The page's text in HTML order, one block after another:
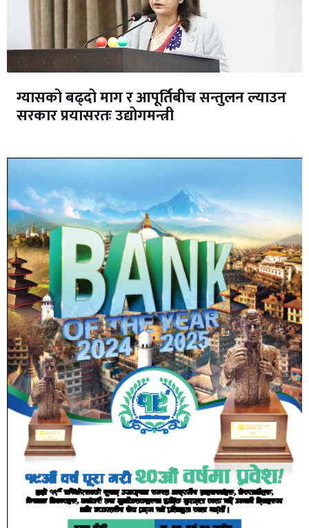
ग्यासको बढ्दो माग र आपूर्तिबीच सन्तुलन ल्याउन
सरकार प्रयासरतः उद्योगमन्त्री